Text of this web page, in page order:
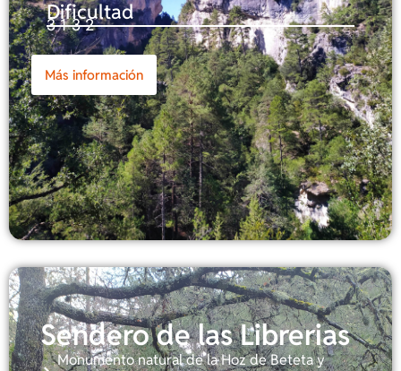
Dificultad
3-1-3-2
Más información
Sendero de las Librerias
Monumento natural de la Hoz de Beteta y